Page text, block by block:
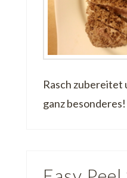
Rasch zubereitet
ganz besonderes!